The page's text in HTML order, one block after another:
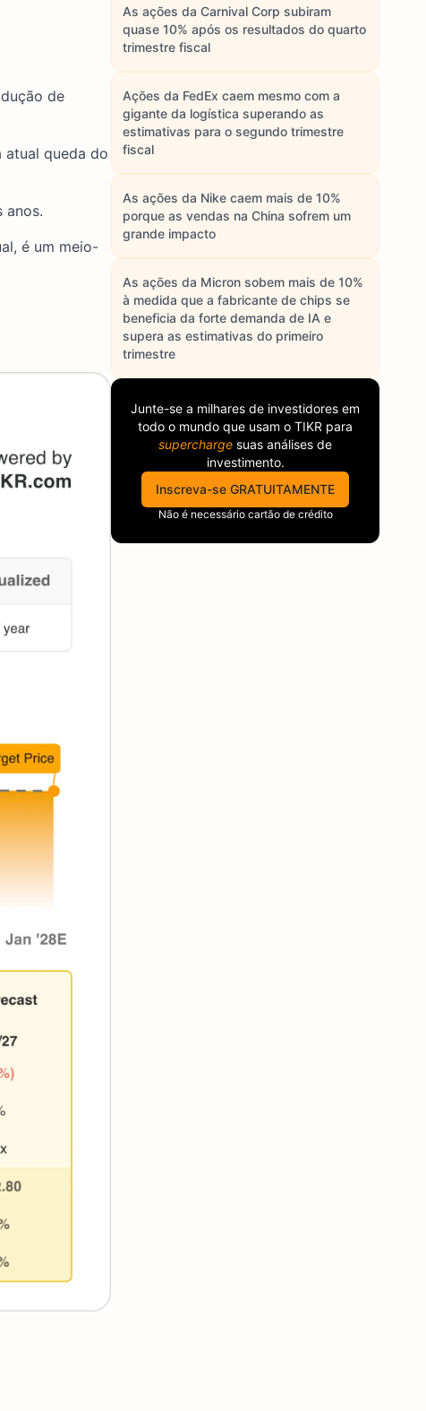
de
atual queda do
anos.
é um meio-
As ações da Carnival Corp subiram
quase 10% após os resultados do quarto
trimestre fiscal
Ações da FedEx caem mesmo com a
gigante da logística superando as
estimativas para o segundo trimestre
fiscal
As ações da Nike caem mais de 10%
porque as vendas na China sofrem um
grande impacto
As ações da Micron sobem mais de 10%
à medida que a fabricante de chips se
beneficia da forte demanda de IA e
supera as estimativas do primeiro
trimestre
Junte-se a milhares de investidores em
todo o mundo que usam o TIKR para
supercharge suas análises de
investimento.
Inscreva-se GRATUITAMENTE
Não é necessário cartão de crédito